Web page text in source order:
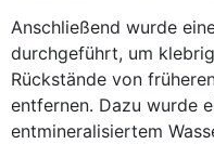
Anschließend wurde
durchgeführt, um
Rückstände von
entfernen. Dazu wurde
entmineralisiertem